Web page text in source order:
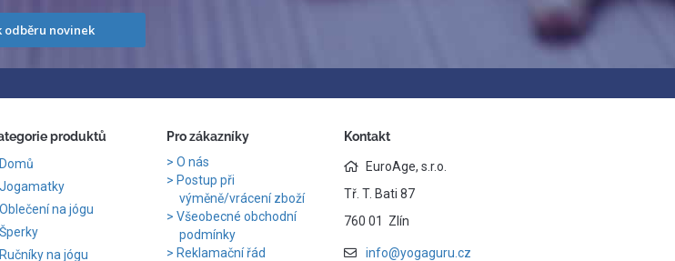
odběru novinek
produktů
Domů
Jogamatky
Oblečení na jógu
Šperky
Ručníky na jógu
Pro zákazníky
O nás
Postup při
výměně/vrácení zboží
Všeobecné obchodní
podmínky
Reklamační řád
Kontakt
EuroAge, s.r.o.
Tř. T. Bati 87
760 01 Zlín
info@yogaguru.cz